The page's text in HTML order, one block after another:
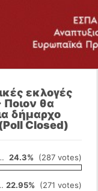
εκλογές
Ποιον θα
δήμαρχο
Closed)
Δημήτρης 24.3% (287 votes)
22.95% (271 votes)